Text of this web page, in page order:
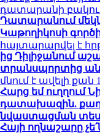
դատարանի
Դատարանում
Կաթողիկոսի գործի
հայտարարվել է
ից Դիլիջանում
տրանսպորտից
մնում է ավելի
Հարց եմ ուղղում
դատախազին.
նվաստացման
Հայի ողնաշարը